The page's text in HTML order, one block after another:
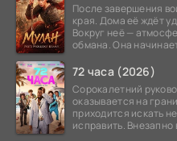
После завершения
края. Дома её ждёт
Вокруг неё —
обмана. Она
72 часа (2026)
Сорокалетний
оказывается на
приходится искать
исправить.